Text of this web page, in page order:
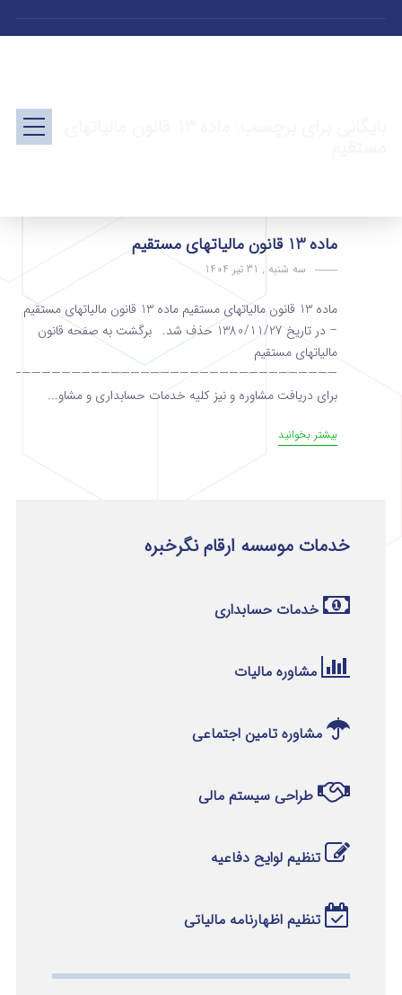
ماده 13 قانون مالیاتهای مستقیم
سه شنبه , 31 تیر 1404
ماده 13 قانون مالیاتهای مستقیم ماده 13 قانون مالیاتهای مستقیم
– در تاریخ 1380/11/27 حذف شد. برگشت به صفحه قانون
مالیاتهای مستقیم
برای دریافت مشاوره و نیز کلیه خدمات حسابداری و مشاو...
بیشتر بخوانید
خدمات موسسه ارقام نگرخبره
خدمات حسابداری
مشاوره مالیات
مشاوره تامین اجتماعی
طراحی سیستم مالی
تنظیم لوایح دفاعیه
تنظیم اظهارنامه مالیاتی